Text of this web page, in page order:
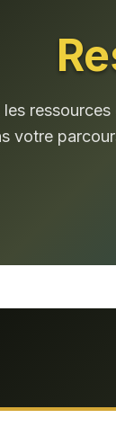
votre